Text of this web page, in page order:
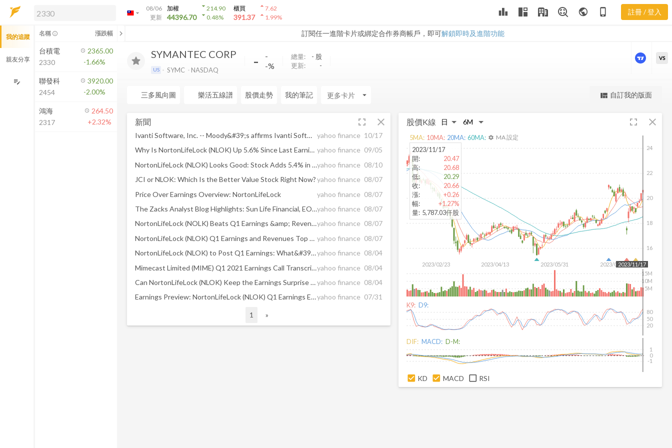
arrow_drop_down
08/06
更新
加權
44396.70
arrow_drop_down214.90
arrow_drop_down0.48%
櫃買
391.37
arrow_drop_up7.62
arrow_drop_up1.99% leaderboard public phone_iphone 註冊 / 登入
訂閱任一進階卡片或綁定合作券商帳戶，即可解鎖即時及進階功能
解鎖即時行情及進階功能
方案」，即可解鎖以下功能：
即時行情
即時市況與排行
成交金額熱力圖
前往方案訂閱
如何綁定合作券商
SYMC 新聞
SYMANTEC CORP
US SYMC NASDAQ -
-
-%
總量: - 股
更新:
-
更強大的進階價量圖表
VS
三多風向圖 樂活五線譜 股價走勢 我的筆記 arrow_drop_down view_quilt 自訂我的版面
新聞 fullscreen close
Ivanti Software, Inc. -- Moody&#39;s affirms Ivanti Software&#39;s B3 CFR, outlook stable yahoo finance 10/17
Why Is NortonLifeLock (NLOK) Up 5.6% Since Last Earnings Report? yahoo finance 09/05
NortonLifeLock (NLOK) Looks Good: Stock Adds 5.4% in Sessionyahoo finance 08/10
JCI or NLOK: Which Is the Better Value Stock Right Now?yahoo finance 08/07
Price Over Earnings Overview: NortonLifeLock
yahoo finance 08/07
The Zacks Analyst Blog Highlights: Sun Life Financial, EOG Resources, NortonLifeLock and Magna Internationalyahoo finance 08/07
NortonLifeLock (NOLK) Beats Q1 Earnings &amp; Revenue Estimatesyahoo finance 08/07
NortonLifeLock (NLOK) Q1 Earnings and Revenues Top Estimates yahoo finance 08/07
NortonLifeLock (NLOK) to Post Q1 Earnings: What&#39;s to Expect?yahoo finance 08/04
Mimecast Limited (MIME) Q1 2021 Earnings Call Transcriptyahoo finance 08/04
Can NortonLifeLock (NLOK) Keep the Earnings Surprise Streak Alive?yahoo finance 08/04
Earnings Preview: NortonLifeLock (NLOK) Q1 Earnings Expected to Declineyahoo finance 07/31
1 »
股價K線 fullscreen close
2023/02/23 2023/04/13 2023/05/31 2023/08/17
16
18
20
22
24
2023/11/17
5M
10M
15M
2023/11/17
開:
20.47
高:
20.68
低:
20.29
收:
20.66
漲:
+0.26
幅:
+1.27%
量: 5,787.03仟股
5MA: 10MA: 20MA: 60MA: settings MA 設定
K9: D9:
20
50
80
DIF: MACD: D-M:
-1
0
1
KD MACD RSI
我的追蹤
親友分享
edit_note
名稱 info_outline 漲跌幅 chevron_left
台積電
2330
2365.00
-1.66%
聯發科
2454
3920.00
-2.00%
鴻海
2317
264.50
+2.32%